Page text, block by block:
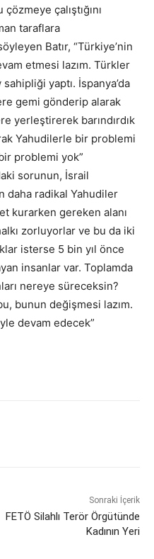
çalıştığını
taraflara
Batır, “Türkiye’nin
etmesi lazım. Türkler
yaptı. İspanya’da
gemi gönderip alarak
yerleştirerek barındırdık
Yahudilerle bir problemi
problemi yok”
sorunun, İsrail
daha radikal Yahudiler
kurarken gereken alanı
zorluyorlar ve bu da iki
isterse 5 bin yıl önce
insanlar var. Toplamda
nereye süreceksin?
bunun değişmesi lazım.
devam edecek”
Sonraki İçerik
FETÖ Silahlı Terör Örgütünde
Kadının Yeri